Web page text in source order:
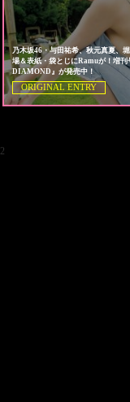
乃木坂46・与田祐希、秋元真夏、
場＆表紙・袋とじにRamuが！増
DIAMOND』が発売中！
ORIGINAL ENTRY
2